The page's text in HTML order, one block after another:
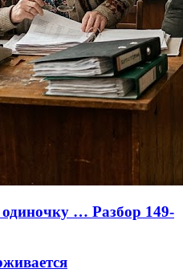
… Разбор 149-